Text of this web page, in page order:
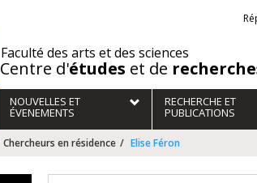
Faculté des arts et des sciences
Centre d'études et de
NOUVELLES ET
ÉVENEMENTS
RECHERCHE ET
PUBLICATIONS
Chercheurs en résidence Elise Féron